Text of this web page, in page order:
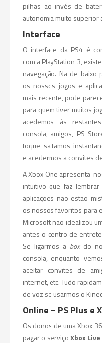
pilhas ao invés de
autonomia muito superior
Interface
O interface da PS4 é
com a PlayStation 3,
navegação. Na de baixo
os nossos jogos e
mais recente, pode
para quem tiver muitos
acedemos às
consola, amigos, PS
toque saltamos
e acedermos a convites
A Xbox One apresenta-
intuitivo que faz
aplicações não estão
os nossos favoritos para
Microsoft não idealizou
antes o centro de
Se ligarmos a box do
consola, enquanto
aceitar convites de
internet, etc. Tudo
de voz se usarmos o
Online – PS Plus e
Os donos de uma Xbox
pagar o serviçoXbox Live